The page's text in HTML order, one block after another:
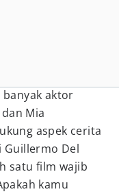
aktor
Mia
aspek cerita
Guillermo Del
satu film wajib
kamu